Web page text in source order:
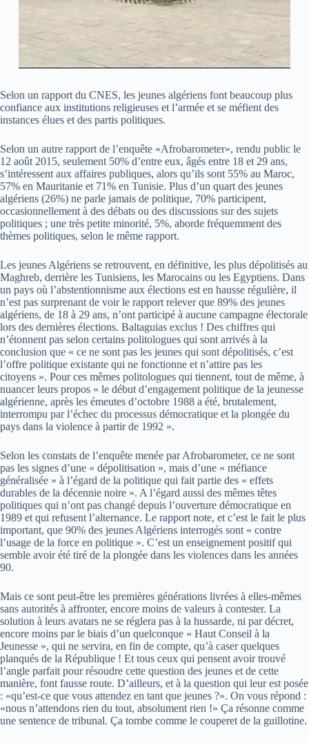
Selon un rapport du CNES, les jeunes algériens font beaucoup plus
confiance aux institutions religieuses et l’armée et se méfient des
instances élues et des partis politiques.
Selon un autre rapport de l’enquête «Afrobarometer», rendu public le
12 août 2015, seulement 50% d’entre eux, âgés entre 18 et 29 ans,
s’intéressent aux affaires publiques, alors qu’ils sont 55% au Maroc,
57% en Mauritanie et 71% en Tunisie. Plus d’un quart des jeunes
algériens (26%) ne parle jamais de politique, 70% participent,
occasionnellement à des débats ou des discussions sur des sujets
politiques ; une très petite minorité, 5%, aborde fréquemment des
thèmes politiques, selon le même rapport.
Les jeunes Algériens se retrouvent, en définitive, les plus dépolitisés au
Maghreb, derrière les Tunisiens, les Marocains ou les Egyptiens. Dans
un pays où l’abstentionnisme aux élections est en hausse régulière, il
n’est pas surprenant de voir le rapport relever que 89% des jeunes
algériens, de 18 à 29 ans, n’ont participé à aucune campagne électorale
lors des dernières élections. Baltaguias exclus ! Des chiffres qui
n’étonnent pas selon certains politologues qui sont arrivés à la
conclusion que « ce ne sont pas les jeunes qui sont dépolitisés, c’est
l’offre politique existante qui ne fonctionne et n’attire pas les
citoyens ». Pour ces mêmes politologues qui tiennent, tout de même, à
nuancer leurs propos « le début d’engagement politique de la jeunesse
algérienne, après les émeutes d’octobre 1988 a été, brutalement,
interrompu par l’échec du processus démocratique et la plongée du
pays dans la violence à partir de 1992 ».
Selon les constats de l’enquête menée par Afrobarometer, ce ne sont
pas les signes d’une « dépolitisation », mais d’une « méfiance
généralisée » à l’égard de la politique qui fait partie des « effets
durables de la décennie noire ». A l’égard aussi des mêmes têtes
politiques qui n’ont pas changé depuis l’ouverture démocratique en
1989 et qui refusent l’alternance. Le rapport note, et c’est le fait le plus
important, que 90% des jeunes Algériens interrogés sont « contre
l’usage de la force en politique ». C’est un enseignement positif qui
semble avoir été tiré de la plongée dans les violences dans les années
90.
Mais ce sont peut-être les premières générations livrées à elles-mêmes
sans autorités à affronter, encore moins de valeurs à contester. La
solution à leurs avatars ne se réglera pas à la hussarde, ni par décret,
encore moins par le biais d’un quelconque « Haut Conseil à la
Jeunesse », qui ne servira, en fin de compte, qu’à caser quelques
planqués de la République ! Et tous ceux qui pensent avoir trouvé
l’angle parfait pour résoudre cette question des jeunes et de cette
manière, font fausse route. D’ailleurs, et à la question qui leur est posée
: «qu’est-ce que vous attendez en tant que jeunes ?». On vous répond :
«nous n’attendons rien du tout, absolument rien !» Ça résonne comme
une sentence de tribunal. Ça tombe comme le couperet de la guillotine.